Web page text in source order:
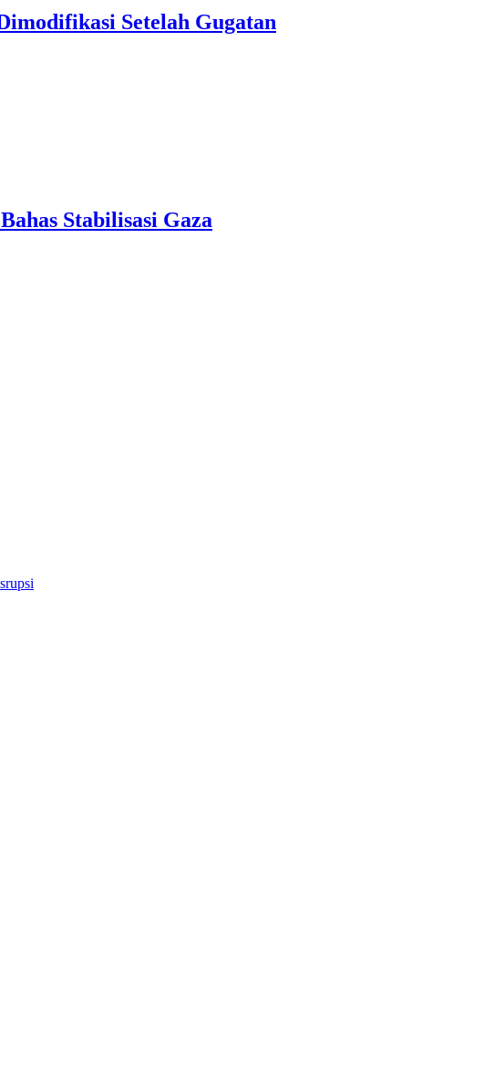
Setelah Gugatan
Stabilisasi Gaza